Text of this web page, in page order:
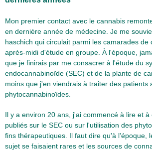
Mon premier contact avec le cannabis
en dernière année de médecine. Je me
haschich qui circulait parmi les camarades de
après-midi d'étude en groupe. À l'époque,
que je finirais par me consacrer à l'étude du
endocannabinoïde (SEC) et de la plante de
moins que j'en viendrais à traiter des patients
phytocannabinoïdes.
Il y a environ 20 ans, j'ai commencé à lire et
publiés sur le SEC ou sur l'utilisation des
fins thérapeutiques. Il faut dire qu'à l'époque,
sujet se faisaient rares et les sources de